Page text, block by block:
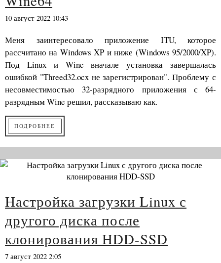
10 август 2022 10:43
Меня заинтересовало приложение ITU, которое
рассчитано на Windows XP и ниже (Windows 95/2000/XP).
Под Linux и Wine вначале установка завершалась
ошибкой "Threed32.ocx не зарегистрирован". Проблему с
несовместимостью 32-разрядного приложения с 64-
разрядным Wine решил, рассказываю как.
ПОДРОБНЕЕ
Настройка загрузки Linux с
другого диска после
клонирования HDD-SSD
7 август 2022 2:05